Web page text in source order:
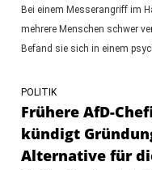
Bei einem Messerangriff im
mehrere Menschen schwer
Befand sie sich in einem
POLITIK
Frühere AfD-
kündigt
Alternative für